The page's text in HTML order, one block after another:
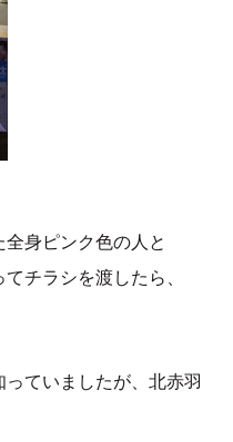
身ピンク色の人と
チラシを渡したら、
ていましたが、北赤羽